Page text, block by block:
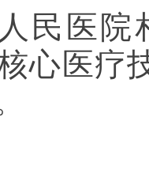
民医院
心医疗